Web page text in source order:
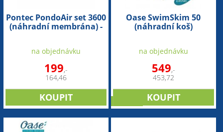
Pontec PondoAir set 3600
(náhradní membrána) -
na objednávku
199,-
164,46
Oase SwimSkim 50
(náhradní koš)
na objednávku
549,-
453,72